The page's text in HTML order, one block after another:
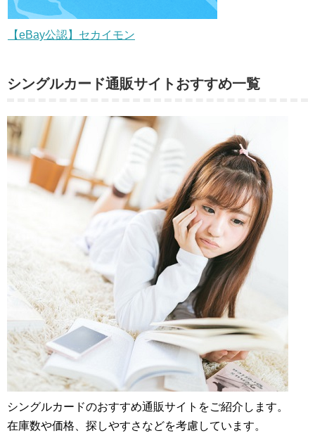
【eBay公認】セカイモン
シングルカード通販サイトおすすめ一覧
シングルカードのおすすめ通販サイトをご紹介します。
在庫数や価格、探しやすさなどを考慮しています。